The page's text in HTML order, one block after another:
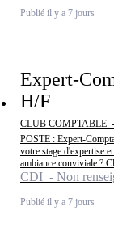
Publié il y a 7 jours
Expert-
H/F
CLUB COMPTABLE -
POSTE : Expert-
votre stage d'expertise
ambiance conviviale ?
CDI - Non
Publié il y a 7 jours